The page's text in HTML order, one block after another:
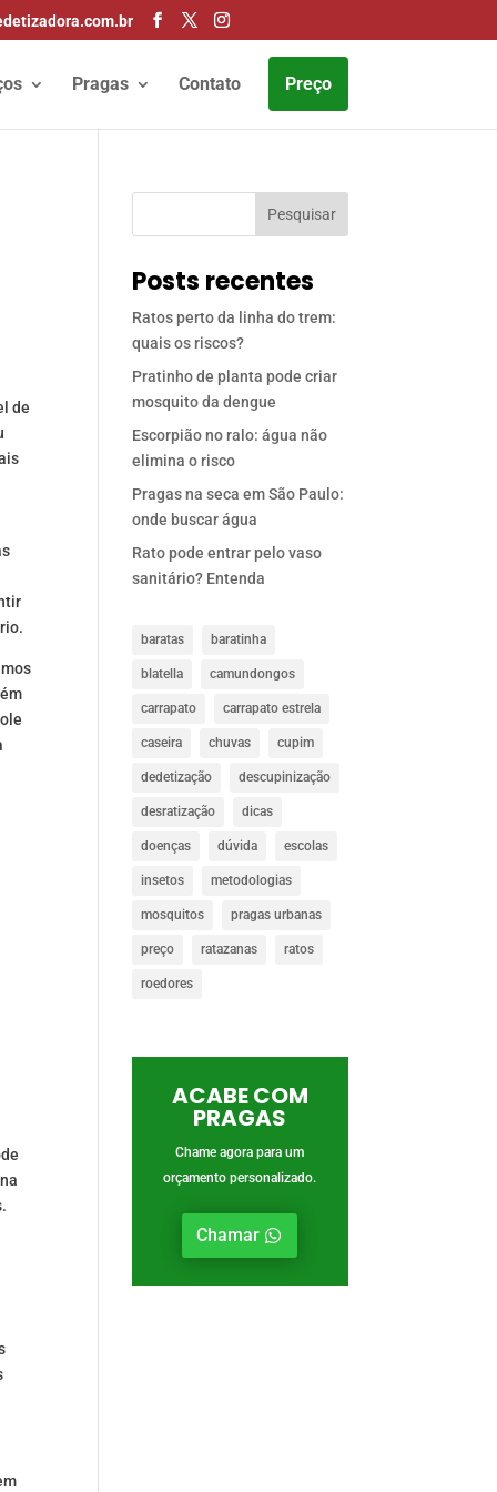
Pragas Contato Preço
de
Pesquisar
Posts recentes
Ratos perto da linha do trem:
quais os riscos?
Pratinho de planta pode criar
mosquito da dengue
Escorpião no ralo: água não
elimina o risco
Pragas na seca em São Paulo:
onde buscar água
Rato pode entrar pelo vaso
sanitário? Entenda
baratas baratinha
blatella camundongos
carrapato carrapato estrela
caseira chuvas cupim
dedetização descupinização
desratização dicas
doenças dúvida escolas
insetos metodologias
mosquitos pragas urbanas
preço ratazanas ratos
roedores
ACABE COM
PRAGAS
Chame agora para um
orçamento personalizado.
Chamar